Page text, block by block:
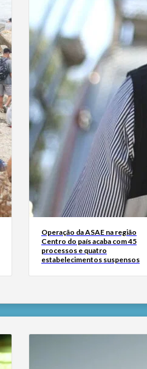
Operação da ASAE na região
Centro do país acaba com 45
processos e quatro
estabelecimentos suspensos